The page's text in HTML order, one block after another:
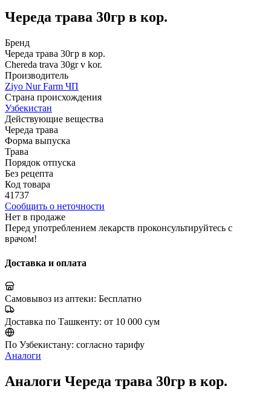
Череда трава 30гр в кор.
Бренд
Череда трава 30гр в кор.
Chereda trava 30gr v kor.
Производитель
Ziyo Nur Farm ЧП
Страна происхождения
Узбекистан
Действующие вещества
Череда трава
Форма выпуска
Трава
Порядок отпуска
Без рецепта
Код товара
41737
Сообщить о неточности
Нет в продаже
Перед употреблением лекарств проконсультируйтесь с
врачом!
Доставка и оплата
Самовывоз из аптеки: Бесплатно
Доставка по Ташкенту: от 10 000 сум
По Узбекистану: согласно тарифу
Аналоги
Аналоги Череда трава 30гр в кор.